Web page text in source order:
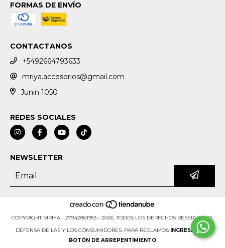
FORMAS DE ENVÍO
CONTACTANOS
+5492664793633
mriya.accesorios@gmail.com
Junin 1050
REDES SOCIALES
NEWSLETTER
COPYRIGHT MRIYA - 27942861953 - 2026. TODOS LOS DERECHOS RESERVADOS.
DEFENSA DE LAS Y LOS CONSUMIDORES. PARA RECLAMOS INGRESÁ ACÁ.
BOTÓN DE ARREPENTIMIENTO